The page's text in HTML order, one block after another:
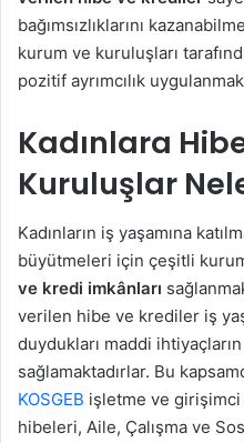
bağımsızlıklarını
kurum ve kuruluşları
pozitif ayrımcılık
Kadınlara
Kuruluşlar
Kadınların iş yaşamına
büyütmeleri için çeşitli
ve kredi imkânları
verilen hibe ve krediler iş
duydukları maddi ihtiyaçların
sağlamaktadırlar. Bu
KOSGEB işletme ve girişimci
hibeleri, Aile, Çalışma ve